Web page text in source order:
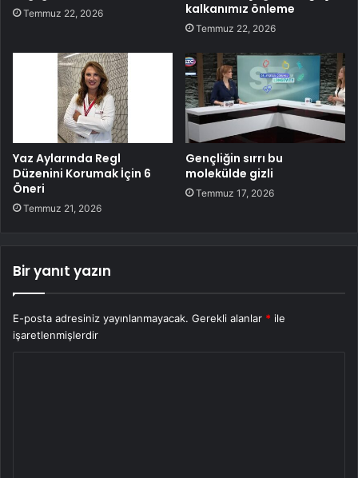
Temmuz 22, 2026
kalkanımız önleme
Temmuz 22, 2026
Yaz Aylarında Regl
Düzenini Korumak İçin 6
Öneri
Temmuz 21, 2026
Gençliğin sırrı bu
molekülde gizli
Temmuz 17, 2026
Bir yanıt yazın
E-posta adresiniz yayınlanmayacak. Gerekli alanlar * ile
işaretlenmişlerdir